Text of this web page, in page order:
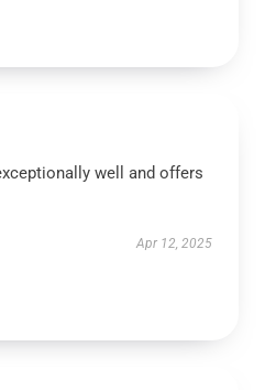
well and offers
Apr 12, 2025